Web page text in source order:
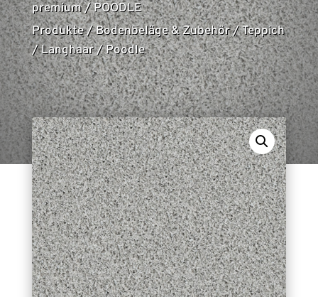
premium/POODLE
Produkte/Bodenbeläge & Zubehör/Teppich
/Langhaar/Poodle
Poodle 1459 (stein). Bahnenware, für den Indoor-
Bereich geeignet.